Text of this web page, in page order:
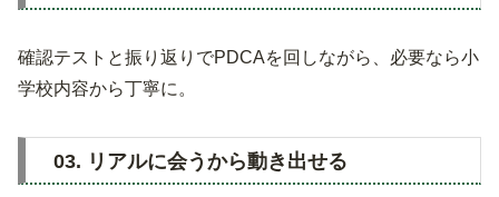
確認テストと振り返りでPDCAを回しながら、必要なら小
学校内容から丁寧に。
03. リアルに会うから動き出せる